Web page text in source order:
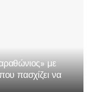
με
πασχίζει να